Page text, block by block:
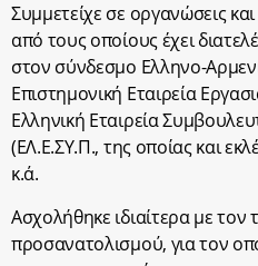
Συμμετείχε σε οργανώσεις
από τους οποίους έχει
στον σύνδεσμο Ελληνο-
Επιστημονική Εταιρεία
Ελληνική Εταιρεία
(ΕΛ.Ε.ΣΥ.Π., της οποίας και
κ.ά.
Ασχολήθηκε ιδιαίτερα με
προσανατολισμού, για τον